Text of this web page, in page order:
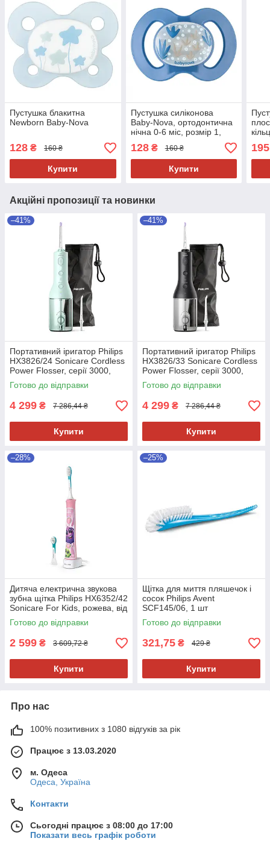
Пустушка блакитна
Newborn Baby-Nova
128 ₴ 160 ₴
Купити
Пустушка силіконова
Baby-Nova, ортодонтична
нічна 0-6 міс, розмір 1,
блакитна
128₴ 160 ₴
Купити
міс
Акційні пропозиції та новинки
–41%
Портативний іригатор Philips
HX3826/24 Sonicare Cordless
Power Flosser, серії 3000,
м'ятний, 2 насадки, 250 мл
Готово до відправки
4 299 ₴ 7 286,44 ₴
Купити
–41%
Портативний іригатор Philips
HX3826/33 Sonicare Cordless
Power Flosser, серії 3000,
чорний, 2 насадки, 250 мл
Готово до відправки
4 299 ₴ 7 286,44 ₴
Купити
–28%
Дитяча електрична звукова
зубна щітка Philips HX6352/42
Sonicare For Kids, рожева, від
3 років, 2 насадки, 0.5 Вт
Готово до відправки
2 599 ₴ 3 609,72 ₴
Купити
–25%
Щітка для миття пляшечок і
сосок Philips Avent
SCF145/06, 1 шт
Готово до відправки
321,75 ₴ 429 ₴
Купити
Про нас
100% позитивних з 1080 відгуків за рік
Працює з 13.03.2020
м. Одеса
Одеса, Україна
Контакти
Сьогодні працює з 08:00 до 17:00
Показати весь графік роботи